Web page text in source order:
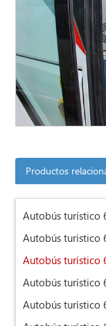
Productos
Autobús turístico
Autobús turístico
Autobús turístico
Autobús turístico
Autobús turístico